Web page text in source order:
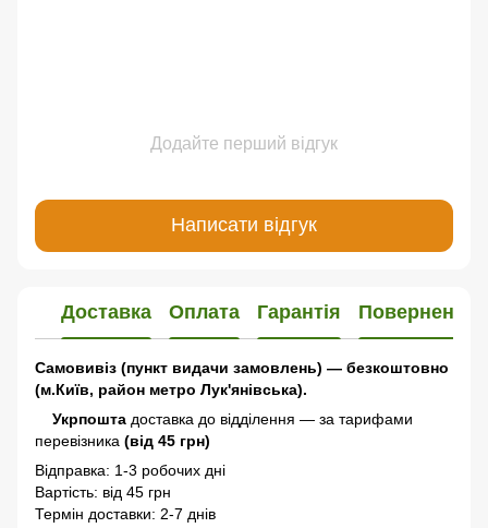
Додайте перший відгук
Написати відгук
Доставка Оплата Гарантія Повернення
Самовивіз (пункт видачи замовлень) — безкоштовно
(м.Київ, район метро Лук'янівська).
Укрпошта доставка до відділення — за тарифами
перевізника (від 45 грн)
Відправка: 1-3 робочих дні
Вартість: від 45 грн
Термін доставки: 2-7 днів